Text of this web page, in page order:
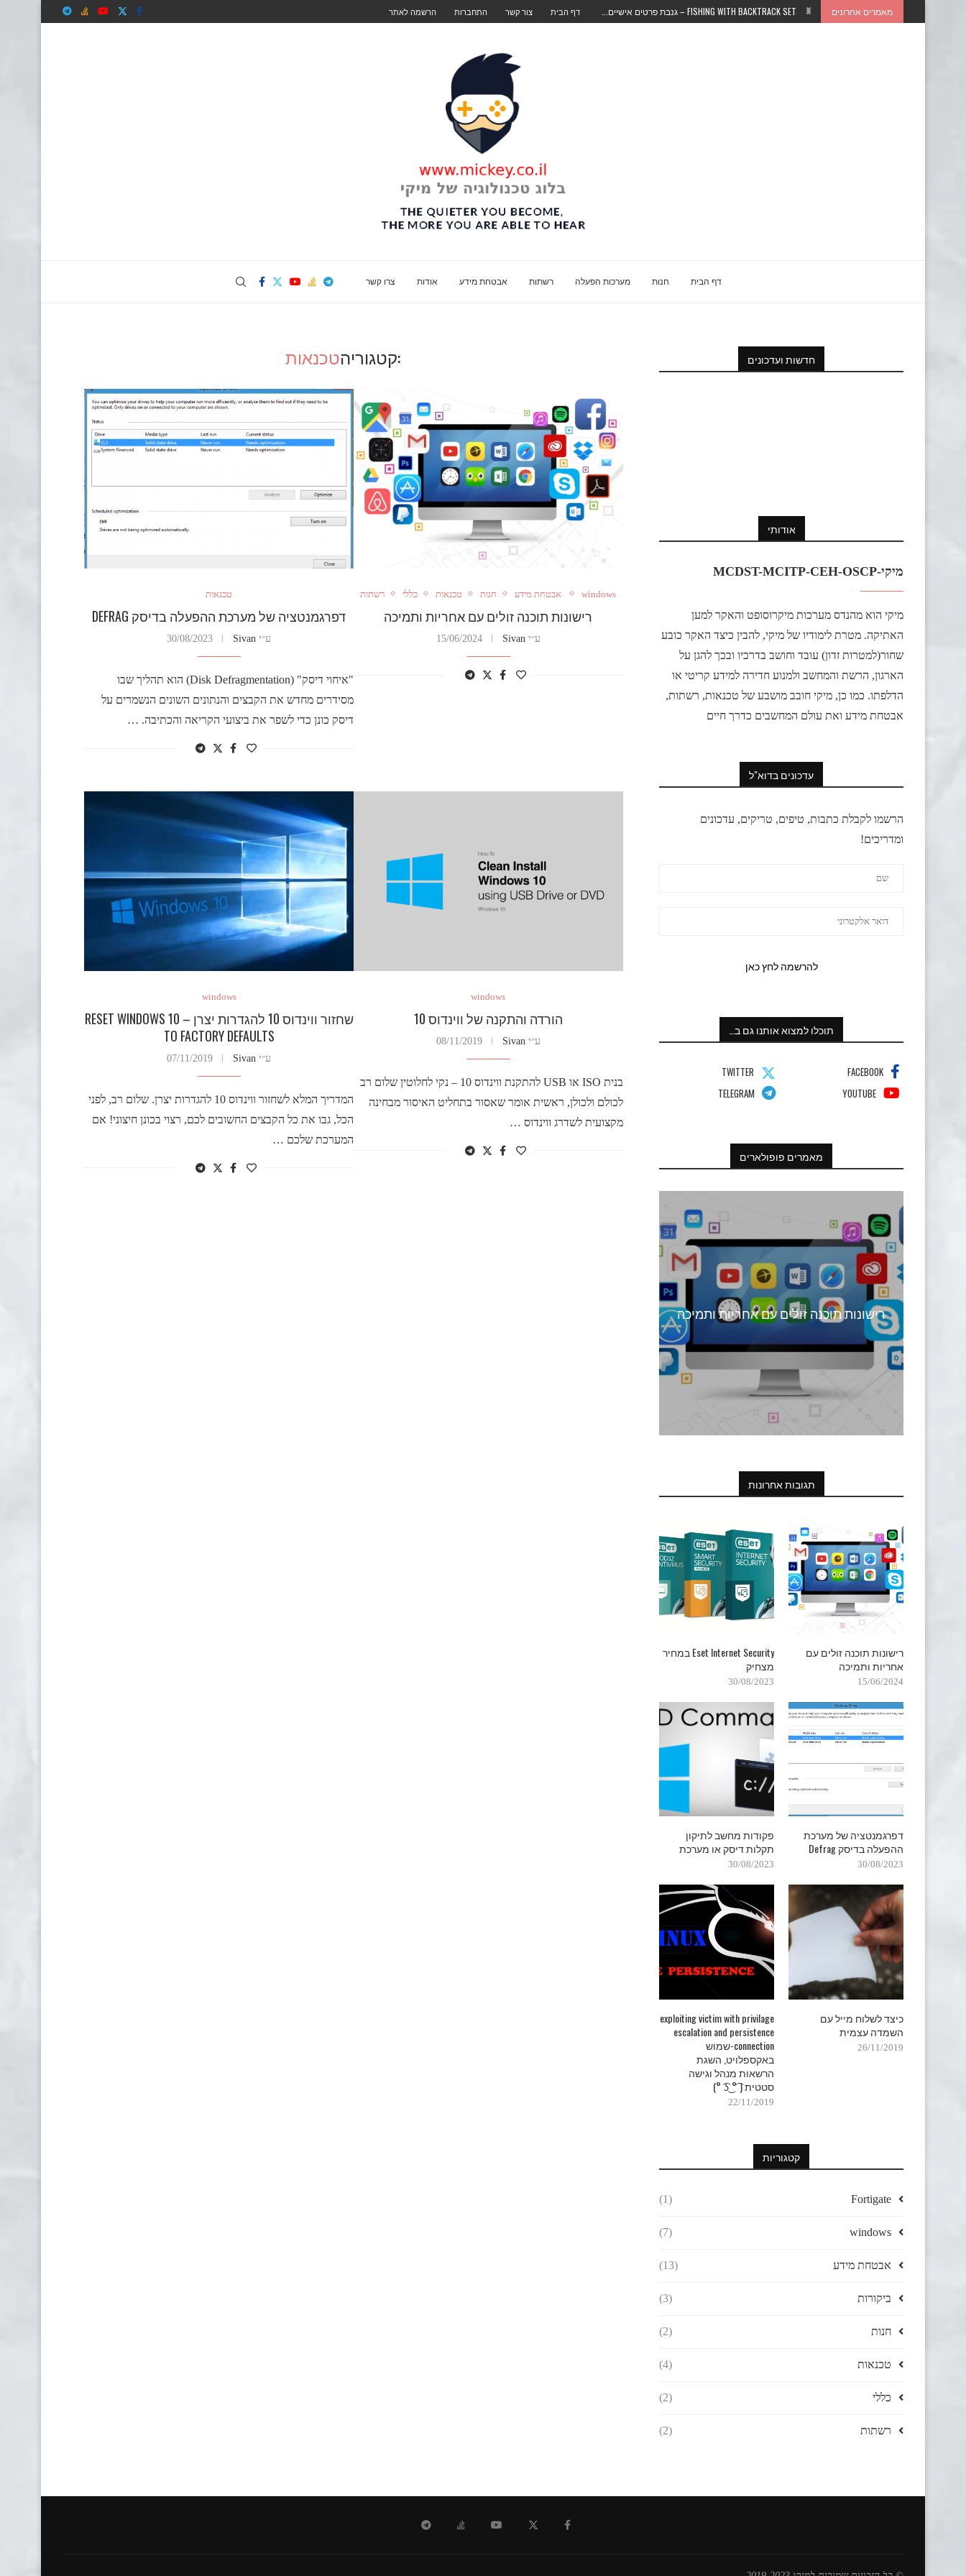
מאמרים אחרונים FISHING WITH BACKTRACK SET – גנבת פרטים אישיים... דף הבית צור קשר התחברות הרשמה לאתר
דף הבית חנות מערכות הפעלה רשתות אבטחת מידע אודות צרו קשר
:קטגוריהטכנאות
windows אבטחת מידע חנות טכנאות כללי רשתות
רישונות תוכנה זולים עם אחריות ותמיכה
ע״י Sivan
15/06/2024
טכנאות
דפרגמנטציה של מערכת ההפעלה בדיסק DEFRAG
ע״י Sivan
30/08/2023
"איחוי דיסק" (Disk Defragmentation) הוא תהליך שבו
מסידרים מחדש את הקבצים והנתונים השונים הנשמרים על
דיסק כונן כדי לשפר את ביצועי הקריאה והכתיבה. …
windows
הורדה והתקנה של ווינדוס 10
ע״י Sivan
08/11/2019
בנית ISO או USB להתקנת ווינדוס 10 – נקי לחלוטין שלום רב
לכולם ולכולן, ראשית אומר שאסור בתחליט האיסור מבחינה
מקצועית לשדרג ווינדוס …
windows
שחזור ווינדוס 10 להגדרות יצרן – RESET WINDOWS 10
TO FACTORY DEFAULTS
ע״י Sivan
07/11/2019
המדריך המלא לשחזור ווינדוס 10 להגדרות יצרן. שלום רב, לפני
הכל, גבו את כל הקבצים החשובים לכם, רצוי בכונן חיצוני! אם
המערכת שלכם …
חדשות ועדכונים
אודותי
מיקי-MCDST-MCITP-CEH-OSCP
מיקי הוא מהנדס מערכות מיקרוסופט והאקר למען
האתיקה. מטרת לימודיו של מיקי, להבין כיצד האקר כובע
שחור(למטרות זדון) עובד וחושב בדרכיו ובכך להגן על
הארגון, הרשת והמחשב ולמנוע חדירה למידע קריטי או
הדלפתו. כמו כן, מיקי חובב מושבע של טכנאות, רשתות,
אבטחת מידע ואת עולם המחשבים כדרך חיים
עדכונים בדוא"ל
הרשמו לקבלת כתבות, טיפים, טריקים, עדכונים
ומדריכים!
תוכלו למצוא אותנו גם ב…
FACEBOOK
TWITTER
YOUTUBE
TELEGRAM
מאמרים פופולארים
רישונות תוכנה זולים עם אחריות ותמיכה
תגובות אחרונות
רישונות תוכנה זולים עם
אחריות ותמיכה
15/06/2024
Eset Internet Security במחיר
מצחיק
30/08/2023
דפרגמנטציה של מערכת
ההפעלה בדיסק Defrag
30/08/2023
פקודות מחשב לתיקון
תקלות דיסק או מערכת
30/08/2023
כיצד לשלוח מייל עם
השמדה עצמית
26/11/2019
exploiting victim with privilage
escalation and persistence
connection-שמוש
באקספלויט, השגת
הרשאות מנהל וגישה
סטטית ( ͡° ͜ʖ ͡°)
22/11/2019
קטגוריות
Fortigate
(1)
windows
(7)
אבטחת מידע (13)
ביקורות (3)
חנות (2)
טכנאות (4)
כללי (2)
רשתות (2)